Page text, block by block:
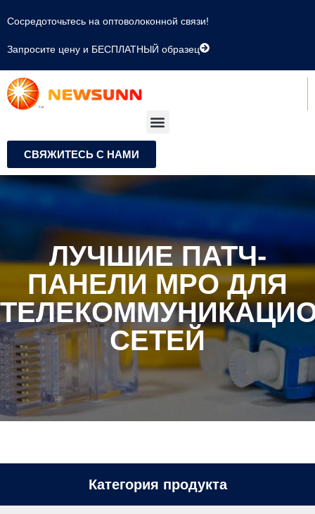
Сосредоточьтесь на оптоволоконной связи!
Запросите цену и БЕСПЛАТНЫЙ образец
СВЯЖИТЕСЬ С НАМИ
ЛУЧШИЕ ПАТЧ-
ПАНЕЛИ MPO ДЛЯ
СЕТЕЙ
Категория продукта